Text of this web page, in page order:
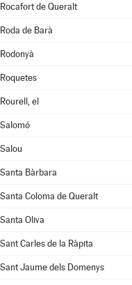
Rocafort de Queralt
Roda de Barà
Rodonyà
Roquetes
Rourell, el
Salomó
Salou
Santa Bàrbara
Santa Coloma de Queralt
Santa Oliva
Sant Carles de la Ràpita
Sant Jaume dels Domenys